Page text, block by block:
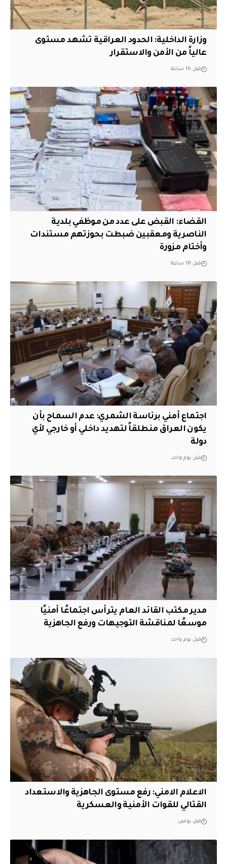
وزارة الداخلية: الحدود العراقية تشهد مستوى
عالياً من الأمن والاستقرار
قبل 16 ساعة
القضاء: القبض على عدد من موظفي بلدية
الناصرية ومعقبين ضبطت بحوزتهم مستندات
وأختام مزورة
قبل 18 ساعة
اجتماع أمني برئاسة الشمري: عدم السماح بأن
يكون العراق منطلقاً لتهديد داخلي أو خارجي لأي
دولة
قبل يوم واحد
مدير مكتب القائد العام يترأس اجتماعًا أمنيًا
موسعًا لمناقشة التوجيهات ورفع الجاهزية
قبل يوم واحد
الاعلام الامني: رفع مستوى الجاهزية والاستعداد
القتالي للقوات الأمنية والعسكرية
قبل يومين